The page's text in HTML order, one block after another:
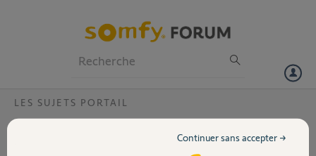
Volet
LES SUJETS PORTAIL
commande KEYGO GX257 à moteur
Continuer sans accepter →